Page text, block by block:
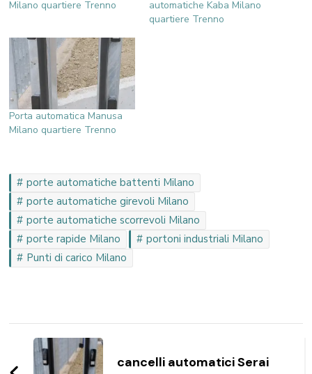
Milano quartiere Trenno
automatiche Kaba Milano
quartiere Trenno
Porta automatica Manusa
Milano quartiere Trenno
porte automatiche battenti Milano
porte automatiche girevoli Milano
porte automatiche scorrevoli Milano
porte rapide Milano
portoni industriali Milano
Punti di carico Milano
Navigazione
articoli
cancelli automatici Serai